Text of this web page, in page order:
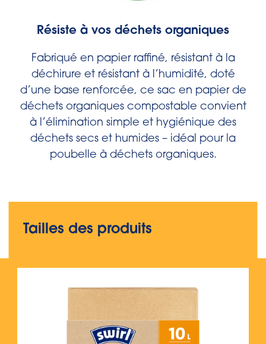
Résiste à vos déchets organiques
Fabriqué en papier raffiné, résistant à la
déchirure et résistant à l’humidité, doté
d’une base renforcée, ce sac en papier de
déchets organiques compostable convient
à l’élimination simple et hygiénique des
déchets secs et humides – idéal pour la
poubelle à déchets organiques.
Tailles des produits